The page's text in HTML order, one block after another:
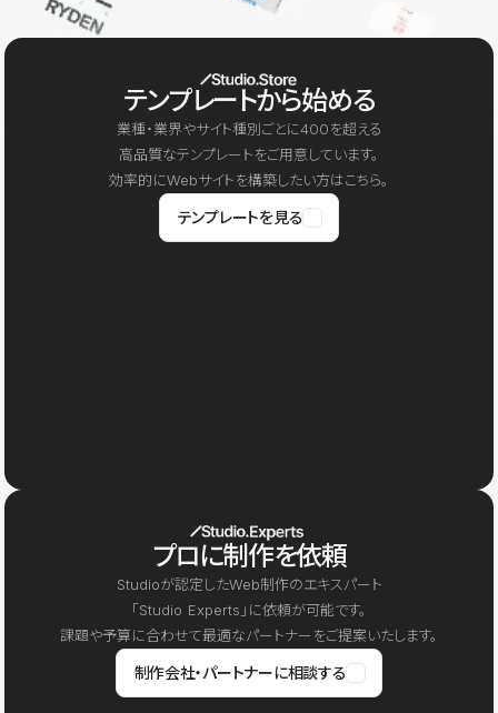
テンプレートから始める
業種・業界やサイト種別ごとに400を超える
高品質なテンプレートをご用意しています。
効率的にWebサイトを構築したい方はこちら。
テンプレートを見る
プロに制作を依頼
Studioが認定したWeb制作のエキスパート
「Studio Experts」に依頼が可能です。
課題や予算に合わせて最適なパートナーをご提案いたします。
制作会社・パートナーに相談する